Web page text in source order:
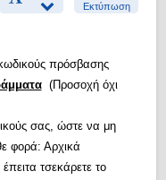
Εκτύπωση
πρόσβασης
(Προσοχή όχι
σας, ώστε να μη
φορά: Αρχικά
τσεκάρετε το